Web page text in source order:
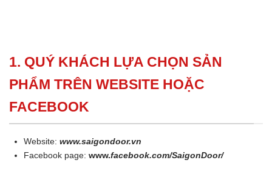
1. QUÝ KHÁCH LỰA CHỌN SẢN
PHẨM TRÊN WEBSITE HOẶC
FACEBOOK
Website:www.saigondoor.vn
Facebook page:www.facebook.com/SaigonDoor/